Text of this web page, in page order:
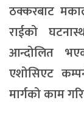
ठक्करबाट
राईको
आन्दोलित
एशोसिएट
मार्गको काम